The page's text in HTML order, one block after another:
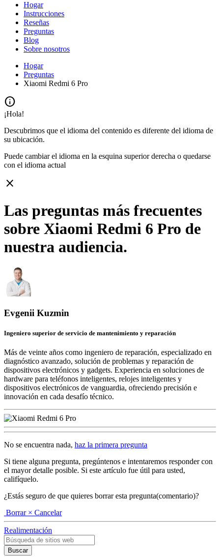
Hogar
Instrucciones
Reseñas
Preguntas
Blog
Sobre nosotros
Hogar
Preguntas
Xiaomi Redmi 6 Pro
info
¡Hola!
Descubrimos que el idioma del contenido es diferente del idioma de
su ubicación.
Puede cambiar el idioma en la esquina superior derecha o quedarse
con el idioma actual
close
Las preguntas más frecuentes
sobre Xiaomi Redmi 6 Pro de
nuestra audiencia.
Evgenii Kuzmin
Ingeniero superior de servicio de mantenimiento y reparación
Más de veinte años como ingeniero de reparación, especializado en
diagnóstico avanzado, solución de problemas y reparación de
dispositivos electrónicos y gadgets. Experiencia en soluciones de
hardware para teléfonos inteligentes, relojes inteligentes y
dispositivos electrónicos de vanguardia, ofreciendo precisión e
innovación en cada desafío técnico.
No se encuentra nada, haz la primera pregunta
Si tiene alguna pregunta, pregúntenos e intentaremos responder con
el mayor detalle posible. Si este artículo fue útil para usted,
califíquelo.
¿Estás seguro de que quieres borrar esta pregunta(comentario)?
Borrar × Cancelar
Realimentación